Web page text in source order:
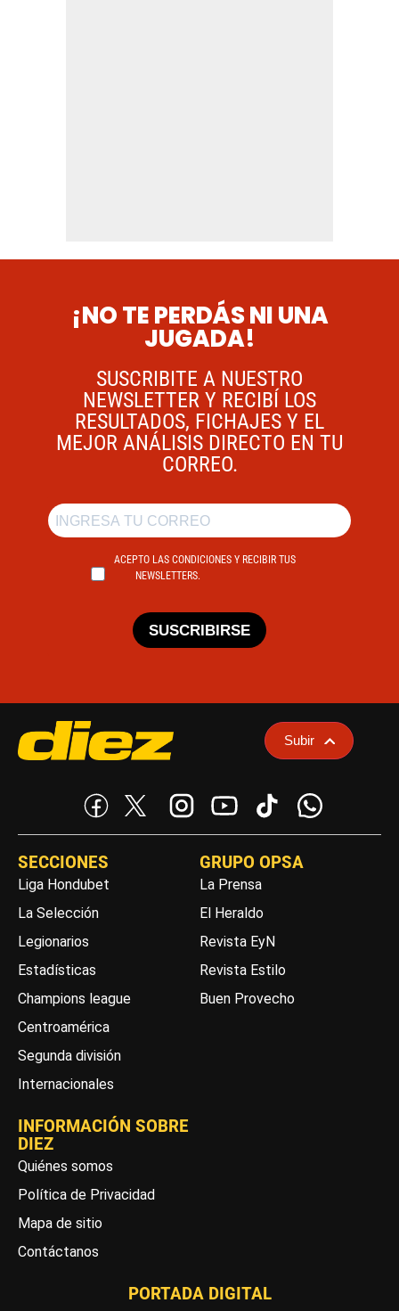
¡NO TE PERDÁS NI UNA
JUGADA!
SUSCRIBITE A NUESTRO
NEWSLETTER Y RECIBÍ LOS
RESULTADOS, FICHAJES Y EL
MEJOR ANÁLISIS DIRECTO EN TU
CORREO.
ACEPTO LAS CONDICIONES Y RECIBIR TUS
NEWSLETTERS.
SUSCRIBIRSE
Subir
SECCIONES
Liga Hondubet
La Selección
Legionarios
Estadísticas
Champions league
Centroamérica
Segunda división
Internacionales
GRUPO OPSA
La Prensa
El Heraldo
Revista EyN
Revista Estilo
Buen Provecho
INFORMACIÓN SOBRE
DIEZ
Quiénes somos
Política de Privacidad
Mapa de sitio
Contáctanos
PORTADA DIGITAL